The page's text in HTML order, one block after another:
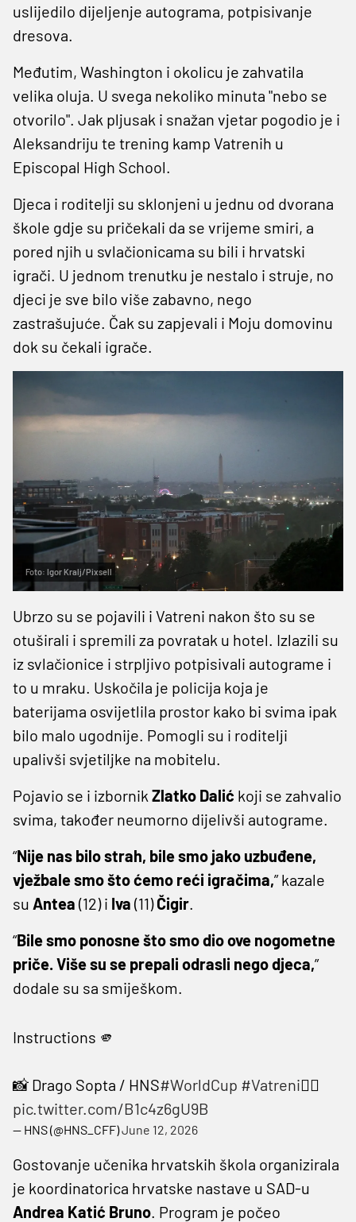
uslijedilo dijeljenje autograma, potpisivanje
dresova.
Međutim, Washington i okolicu je zahvatila
velika oluja. U svega nekoliko minuta "nebo se
otvorilo". Jak pljusak i snažan vjetar pogodio je i
Aleksandriju te trening kamp Vatrenih u
Episcopal High School.
Djeca i roditelji su sklonjeni u jednu od dvorana
škole gdje su pričekali da se vrijeme smiri, a
pored njih u svlačionicama su bili i hrvatski
igrači. U jednom trenutku je nestalo i struje, no
djeci je sve bilo više zabavno, nego
zastrašujuće. Čak su zapjevali i Moju domovinu
dok su čekali igrače.
Foto: Igor Kralj/Pixsell
Ubrzo su se pojavili i Vatreni nakon što su se
otuširali i spremili za povratak u hotel. Izlazili su
iz svlačionice i strpljivo potpisivali autograme i
to u mraku. Uskočila je policija koja je
baterijama osvijetlila prostor kako bi svima ipak
bilo malo ugodnije. Pomogli su i roditelji
upalivši svjetiljke na mobitelu.
Pojavio se i izbornik Zlatko Dalić koji se zahvalio
svima, također neumorno dijelivši autograme.
“Nije nas bilo strah, bile smo jako uzbuđene,
vježbale smo što ćemo reći igračima,” kazale
su Antea (12) i Iva (11)Čigir.
“Bile smo ponosne što smo dio ove nogometne
priče. Više su se prepali odrasli nego djeca,”
dodale su sa smiješkom.
Instructions 🫵
📸 Drago Sopta / HNS#WorldCup #Vatreni❤️‍🔥
pic.twitter.com/B1c4z6gU9B
— HNS (@HNS_CFF)June 12, 2026
Gostovanje učenika hrvatskih škola organizirala
je koordinatorica hrvatske nastave u SAD-u
Andrea Katić Bruno. Program je počeo